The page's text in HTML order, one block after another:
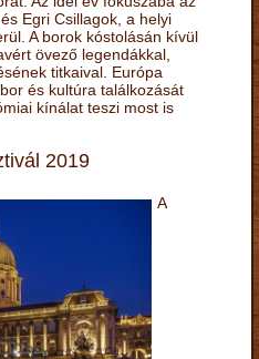
Egri Csillagok, a helyi
A borok kóstolásán kívül
övező legendákkal,
titkaival. Európa
és kultúra találkozását
kínálat teszi most is
2019
A